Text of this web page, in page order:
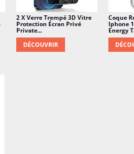
2 X Verre Trempé 3D Vitre
Protection Écran Privé
Private...
DÉCOUVRIR
Coque
Iphone
Energy